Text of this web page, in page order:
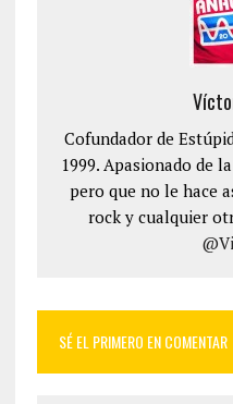
Cofundador de
1999. Apasionado de
pero que no le hace
rock y cualquier
SÉ EL PRIMERO EN COMENTAR